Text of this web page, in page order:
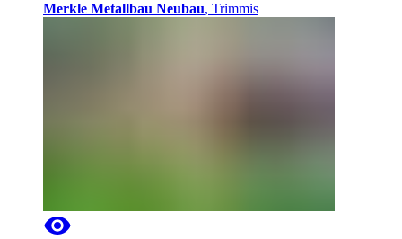
Merkle Metallbau Neubau, Trimmis